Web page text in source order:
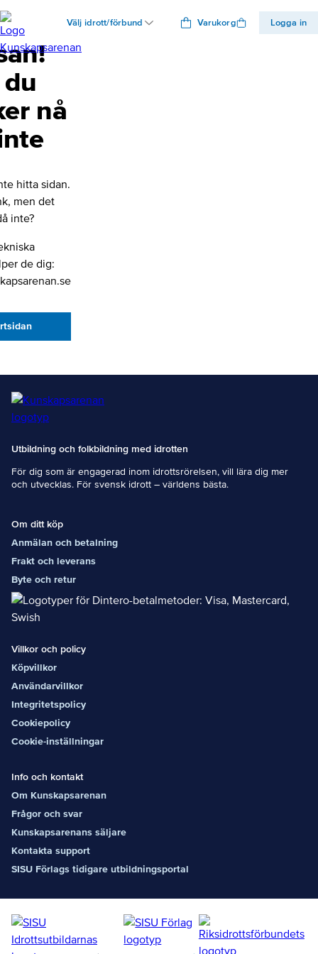
Välj idrott/förbund Varukorg Logga in
nå
hitta sidan.
men det
inte?
de dig:
Utbildning och folkbildning med idrotten
För dig som är engagerad inom idrottsrörelsen, vill lära dig mer
och utvecklas. För svensk idrott – världens bästa.
Om ditt köp
Anmälan och betalning
Frakt och leverans
Byte och retur
Villkor och policy
Köpvillkor
Användarvillkor
Integritetspolicy
Cookiepolicy
Cookie-inställningar
Info och kontakt
Om Kunskapsarenan
Frågor och svar
Kunskapsarenans säljare
Kontakta support
SISU Förlags tidigare utbildningsportal